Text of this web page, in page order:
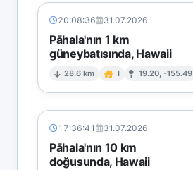
20:08:36 31.07.2026
Pāhala'nın 1 km
güneybatısında, Hawaii
28.6 km I 19.20, -155.49
17:36:41 31.07.2026
Pāhala'nın 10 km
doğusunda, Hawaii